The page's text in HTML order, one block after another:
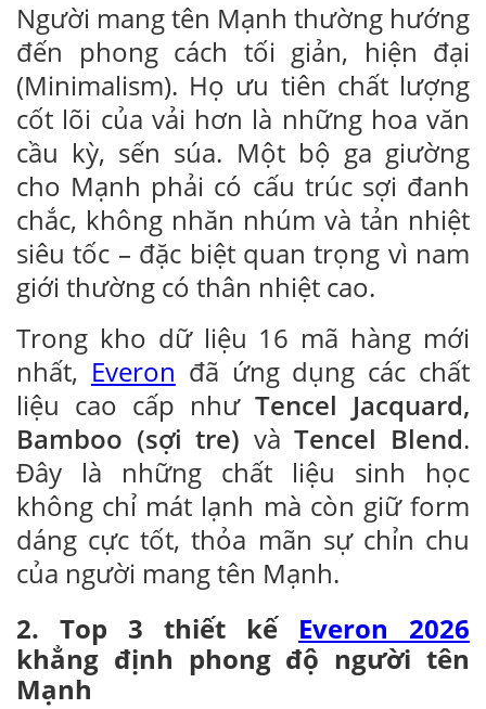
Người mang tên Mạnh thường hướng
đến phong cách tối giản, hiện đại
(Minimalism). Họ ưu tiên chất lượng
cốt lõi của vải hơn là những hoa văn
cầu kỳ, sến súa. Một bộ ga giường
cho Mạnh phải có cấu trúc sợi đanh
chắc, không nhăn nhúm và tản nhiệt
siêu tốc – đặc biệt quan trọng vì nam
giới thường có thân nhiệt cao.
Trong kho dữ liệu 16 mã hàng mới
nhất, Everon đã ứng dụng các chất
liệu cao cấp như Tencel Jacquard,
Bamboo (sợi tre) vàTencel Blend.
Đây là những chất liệu sinh học
không chỉ mát lạnh mà còn giữ form
dáng cực tốt, thỏa mãn sự chỉn chu
của người mang tên Mạnh.
2. Top 3 thiết kế Everon 2026
khẳng định phong độ người tên
Mạnh